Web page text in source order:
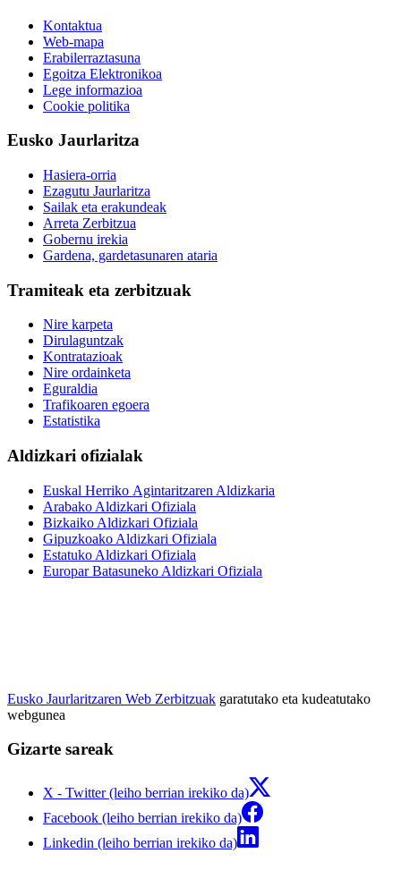
Kontaktua
Web-mapa
Erabilerraztasuna
Egoitza Elektronikoa
Lege informazioa
Cookie politika
Eusko Jaurlaritza
Hasiera-orria
Ezagutu Jaurlaritza
Sailak eta erakundeak
Arreta Zerbitzua
Gobernu irekia
Gardena, gardetasunaren ataria
Tramiteak eta zerbitzuak
Nire karpeta
Dirulaguntzak
Kontratazioak
Nire ordainketa
Eguraldia
Trafikoaren egoera
Estatistika
Aldizkari ofizialak
Euskal Herriko Agintaritzaren Aldizkaria
Arabako Aldizkari Ofiziala
Bizkaiko Aldizkari Ofiziala
Gipuzkoako Aldizkari Ofiziala
Estatuko Aldizkari Ofiziala
Europar Batasuneko Aldizkari Ofiziala
Eusko Jaurlaritzaren Web Zerbitzuak garatutako eta kudeatutako
webgunea
Gizarte sareak
X - Twitter (leiho berrian irekiko da)
Facebook (leiho berrian irekiko da)
Linkedin (leiho berrian irekiko da)